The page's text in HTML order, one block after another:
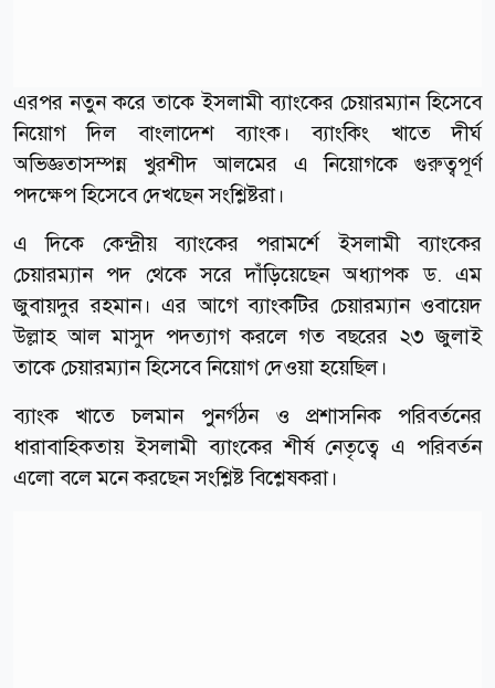
এরপর নতুন করে তাকে ইসলামী ব্যাংকের চেয়ারম্যান হিসেবে
নিয়োগ দিল বাংলাদেশ ব্যাংক। ব্যাংকিং খাতে দীর্ঘ
অভিজ্ঞতাসম্পন্ন খুরশীদ আলমের এ নিয়োগকে গুরুত্বপূর্ণ
পদক্ষেপ হিসেবে দেখছেন সংশ্লিষ্টরা।
এ দিকে কেন্দ্রীয় ব্যাংকের পরামর্শে ইসলামী ব্যাংকের
চেয়ারম্যান পদ থেকে সরে দাঁড়িয়েছেন অধ্যাপক ড. এম
জুবায়দুর রহমান। এর আগে ব্যাংকটির চেয়ারম্যান ওবায়েদ
উল্লাহ আল মাসুদ পদত্যাগ করলে গত বছরের ২৩ জুলাই
তাকে চেয়ারম্যান হিসেবে নিয়োগ দেওয়া হয়েছিল।
ব্যাংক খাতে চলমান পুনর্গঠন ও প্রশাসনিক পরিবর্তনের
ধারাবাহিকতায় ইসলামী ব্যাংকের শীর্ষ নেতৃত্বে এ পরিবর্তন
এলো বলে মনে করছেন সংশ্লিষ্ট বিশ্লেষকরা।